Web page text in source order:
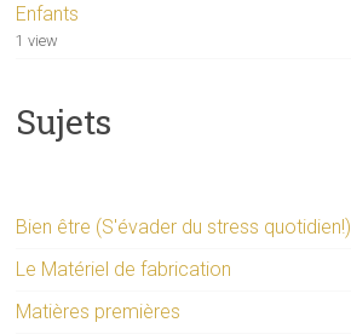
Enfants
1 view
Sujets
Bien être (S'évader du stress quotidien!)
Le Matériel de fabrication
Matières premières